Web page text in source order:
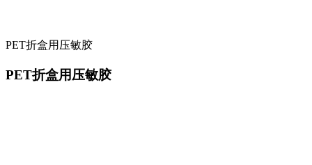
PET折盒用压敏胶
PET折盒用压敏胶